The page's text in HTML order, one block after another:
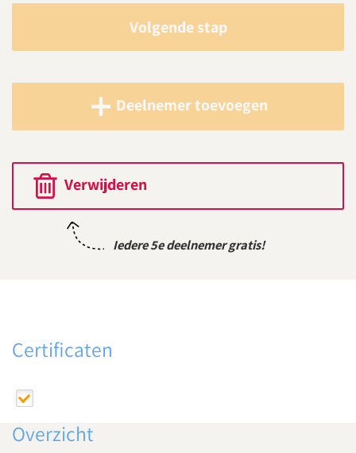
Volgende stap
Deelnemer toevoegen
Verwijderen
Iedere 5e deelnemer gratis!
Certificaten
Overzicht